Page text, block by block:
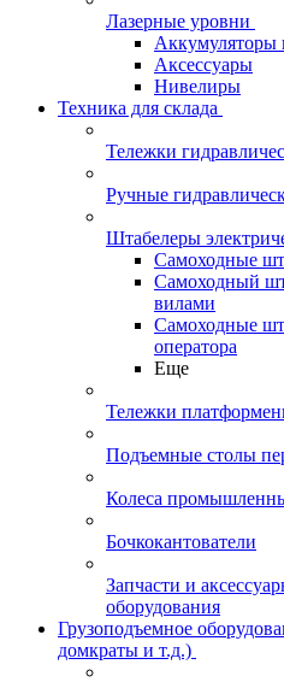
Лазерные уровни
Аккумуляторы
Аксессуары
Нивелиры
Техника для склада
Тележки
Ручные
Штабелеры
Самоходные
Самоходный
вилами
Самоходные
оператора
Еще
Тележки
Подъемные столы
Колеса
Бочкокантователи
Запчасти и
оборудования
Грузоподъемное
домкраты и т.д.)